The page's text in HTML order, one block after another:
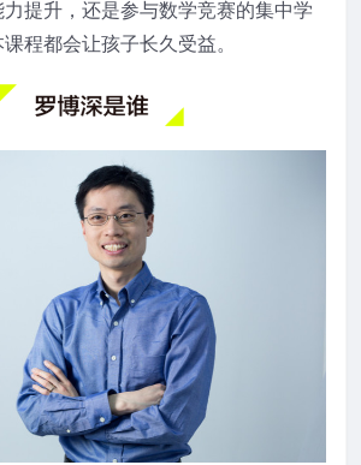
提升，还是参与数学竞赛的集中学
程都会让孩子长久受益。